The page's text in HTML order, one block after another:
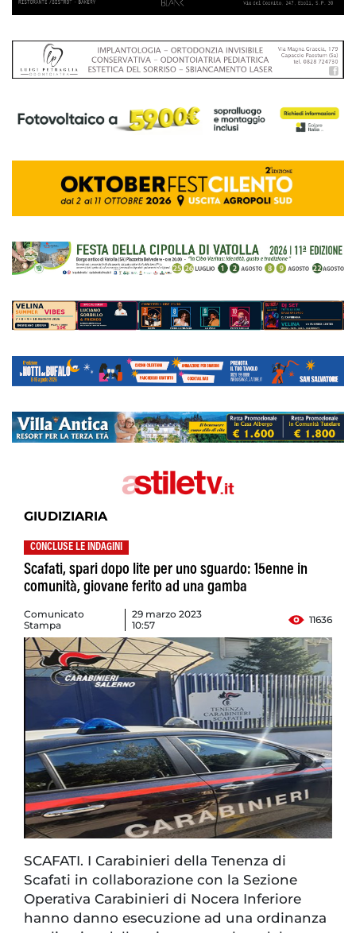
GIUDIZIARIA
CONCLUSE LE INDAGINI
Scafati, spari dopo lite per uno sguardo: 15enne in
comunità, giovane ferito ad una gamba
Comunicato
Stampa
29 marzo 2023
10:57
11636
SCAFATI. I Carabinieri della Tenenza di
Scafati in collaborazione con la Sezione
Operativa Carabinieri di Nocera Inferiore
hanno danno esecuzione ad una ordinanza